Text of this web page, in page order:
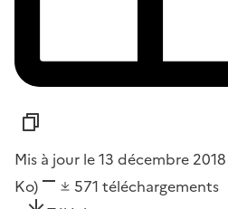
Mis à jour le 13 décembre 2018
Ko)
571 téléchargements